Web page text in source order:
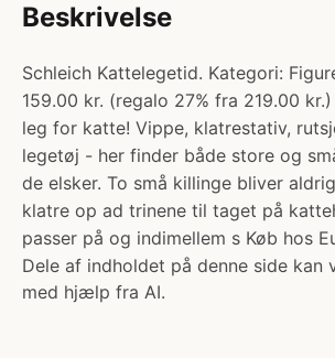
Beskrivelse
Schleich Kattelegetid. Kategori:
159.00 kr. (regalo 27% fra 219.00
leg for katte! Vippe, klatrestativ,
legetøj - her finder både store og
de elsker. To små killinge bliver
klatre op ad trinene til taget på
passer på og indimellem s Køb hos
Dele af indholdet på denne side kan
med hjælp fra AI.